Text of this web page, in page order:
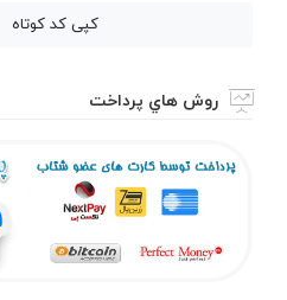
کپی کد کوتاه
روش هاي پرداخت